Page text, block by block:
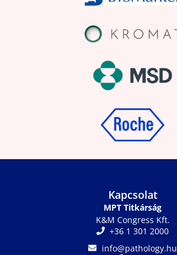
Kapcsolat
MPT Titkárság
K&M Congress Kft.
+36 1 301 2000
info@pathology.hu